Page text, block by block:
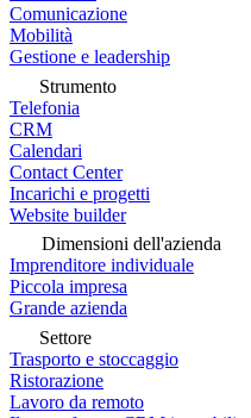
Comunicazione
Mobilità
Gestione e leadership
Strumento
Telefonia
CRM
Calendari
Contact Center
Incarichi e progetti
Website builder
Dimensioni dell'azienda
Imprenditore individuale
Piccola impresa
Grande azienda
Settore
Trasporto e stoccaggio
Ristorazione
Lavoro da remoto